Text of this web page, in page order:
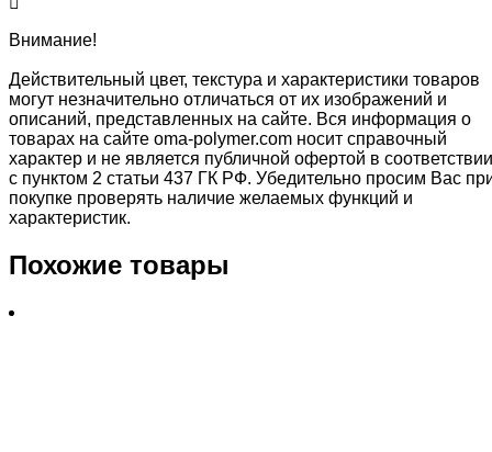
Внимание!
Действительный цвет, текстура и характеристики товаров
могут незначительно отличаться от их изображений и
описаний, представленных на сайте. Вся информация о
товарах на сайте oma-polymer.com носит справочный
характер и не является публичной офертой в соответствии
с пунктом 2 статьи 437 ГК РФ. Убедительно просим Вас
покупке проверять наличие желаемых функций и
характеристик.
Похожие товары